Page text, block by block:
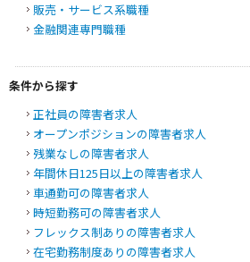
販売・サービス系職種
金融関連専門職種
条件から探す
正社員の障害者求人
オープンポジションの障害者求人
残業なしの障害者求人
年間休日125日以上の障害者求人
車通勤可の障害者求人
時短勤務可の障害者求人
フレックス制あり の障害者求人
在宅勤務制度あり の障害者求人